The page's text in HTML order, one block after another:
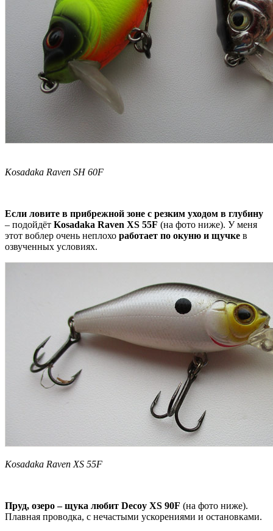
Kosadaka Raven SH 60F
Если ловите в прибрежной зоне с резким уходом в глубину
– подойдёт Kosadaka Raven XS 55F (на фото ниже). У меня
этот воблер очень неплохо работает по окуню и щучке в
озвученных условиях.
Kosadaka Raven XS 55F
Пруд, озеро – щука любит Decoy XS 90F (на фото ниже).
Плавная проводка, с нечастыми ускорениями и остановками.